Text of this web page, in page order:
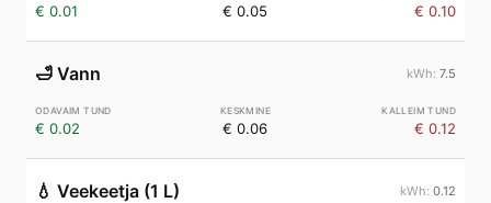
€ 0.01 € 0.05 € 0.10
🛁 Vann 7.5
€ 0.02 € 0.06 € 0.12
💧 Veekeetja (1 L) 0.12